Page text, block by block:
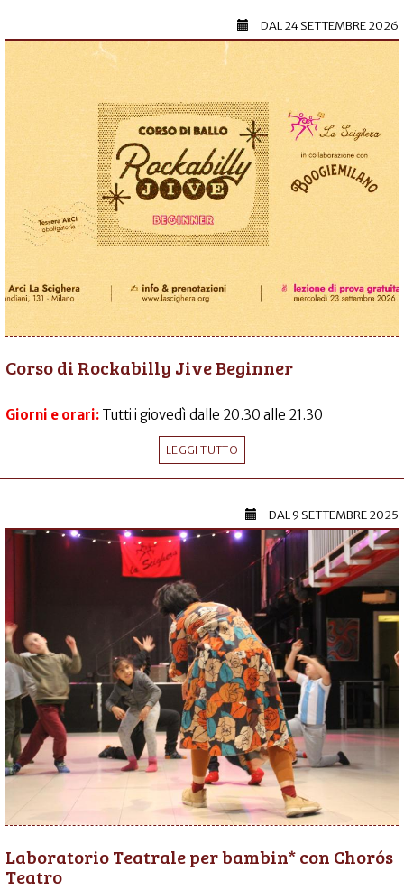
DAL24 SETTEMBRE 2026
Corso di Rockabilly Jive Beginner
Giorni e orari: Tutti i giovedì dalle 20.30 alle 21.30
LEGGI TUTTO
DAL9 SETTEMBRE 2025
Laboratorio Teatrale per bambin* con Chorós
Teatro